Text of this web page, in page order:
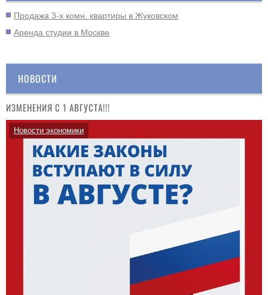
Продажа 3-х комн. квартиры в Жуковском
Аренда студии в Москве
НОВОСТИ
ИЗМЕНЕНИЯ С 1 АВГУСТА!!!
Новости экономики